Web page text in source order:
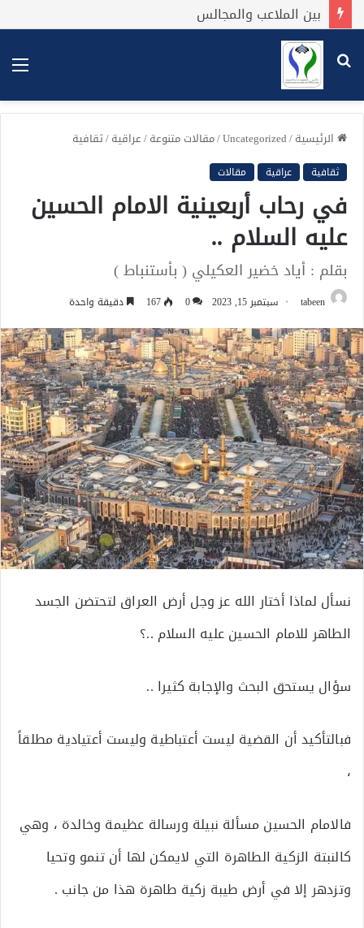
بين الملاعب والمجالس
بحث
عن
الرئيسية/
Uncategorized
/مقالات متنوعة/عراقية/ثقافية
ثقافية عراقية مقالات
في رحاب أربعينية الامام الحسين
عليه السلام ..
بقلم : أياد خضير العكيلي ( بأستنباط )
tabeen سبتمبر 15, 2023 0
167 دقيقة واحدة
نسأل لماذا أختار الله عز وجل أرض العراق لتحتضن الجسد
الطاهر للامام الحسين عليه السلام ..؟
سؤال يستحق البحث والإجابة كثيرا ..
فبالتأكيد أن القضية ليست أعتباطية وليست أعتيادية مطلقاً
،
فالامام الحسين مسألة نبيلة ورسالة عظيمة وخالدة ، وهي
كالنبتة الزكية الطاهرة التي لايمكن لها أن تنمو وتحيا
وتزدهر إلا في أرض طيبة زكية طاهرة هذا من جانب .